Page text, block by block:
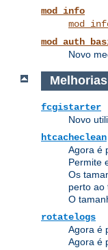
mod_info
Novo
fcgistarter
Novo
htcacheclean
Agora é
Permite
Os
perto ao
O
rotatelogs
Agora é
Agora é